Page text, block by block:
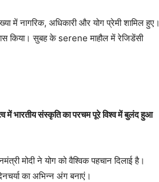
में नागरिक, अधिकारी और योग प्रेमी शामिल हुए।
किया। सुबह के serene माहौल में रेजिडेंसी
में भारतीय संस्कृति का परचम पूरे विश्व में बुलंद हुआ
मोदी ने योग को वैश्विक पहचान दिलाई है।
का अभिन्न अंग बनाएं।